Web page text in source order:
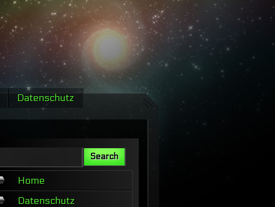
Datenschutz
Home
Datenschutz